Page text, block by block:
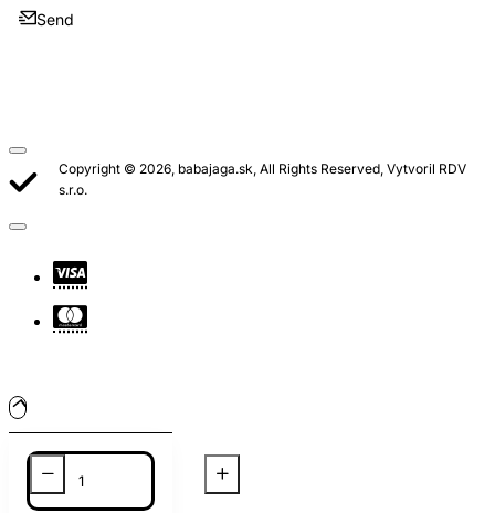
Send
Copyright © 2026, babajaga.sk, All Rights Reserved, Vytvoril RDV
s.r.o.